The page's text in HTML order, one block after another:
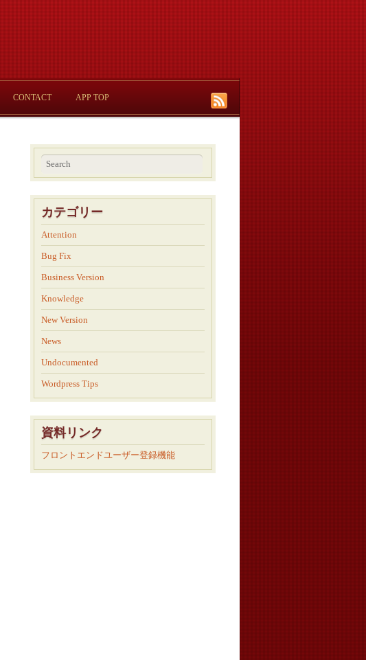
CONTACT APP TOP
カテゴリー
Attention
Bug Fix
Business Version
Knowledge
New Version
News
Undocumented
Wordpress Tips
資料リンク
フロントエンドユーザー登録機能